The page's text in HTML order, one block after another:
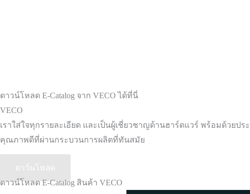
ดาวน์โหลด E-Catalog จาก VECO ได้ที่นี่
VECO
เราใส่ใจทุกรายละเอียด และเป็นผู้เชี่ยวชาญด้านฮาร์ดแวร์ พร้อมด้วย
คุณภาพดีที่ผ่านกระบวนการผลิตที่ทันสมัย
ดาว์นโหลด
ดาวน์โหลด E-Catalog สินค้า VECO